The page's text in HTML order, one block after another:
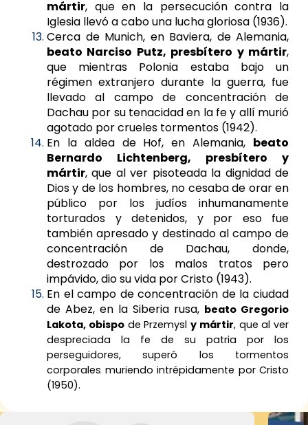
mártir, que en la persecución contra la
Iglesia llevó a cabo una lucha gloriosa (1936).
Cerca de Munich, en Baviera, de Alemania,
beato Narciso Putz, presbítero y mártir,
que mientras Polonia estaba bajo un
régimen extranjero durante la guerra, fue
llevado al campo de concentración de
Dachau por su tenacidad en la fe y allí murió
agotado por crueles tormentos (1942).
En la aldea de Hof, en Alemania, beato
Bernardo Lichtenberg, presbítero y
mártir, que al ver pisoteada la dignidad de
Dios y de los hombres, no cesaba de orar en
público por los judíos inhumanamente
torturados y detenidos, y por eso fue
también apresado y destinado al campo de
concentración de Dachau, donde,
destrozado por los malos tratos pero
impávido, dio su vida por Cristo (1943).
En el campo de concentración de la ciudad
de Abez, en la Siberia rusa, beato Gregorio
Lakota, obispode Przemysl y mártir, que al ver
despreciada la fe de su patria por los
perseguidores, superó los tormentos
corporales muriendo intrépidamente por Cristo
(1950).